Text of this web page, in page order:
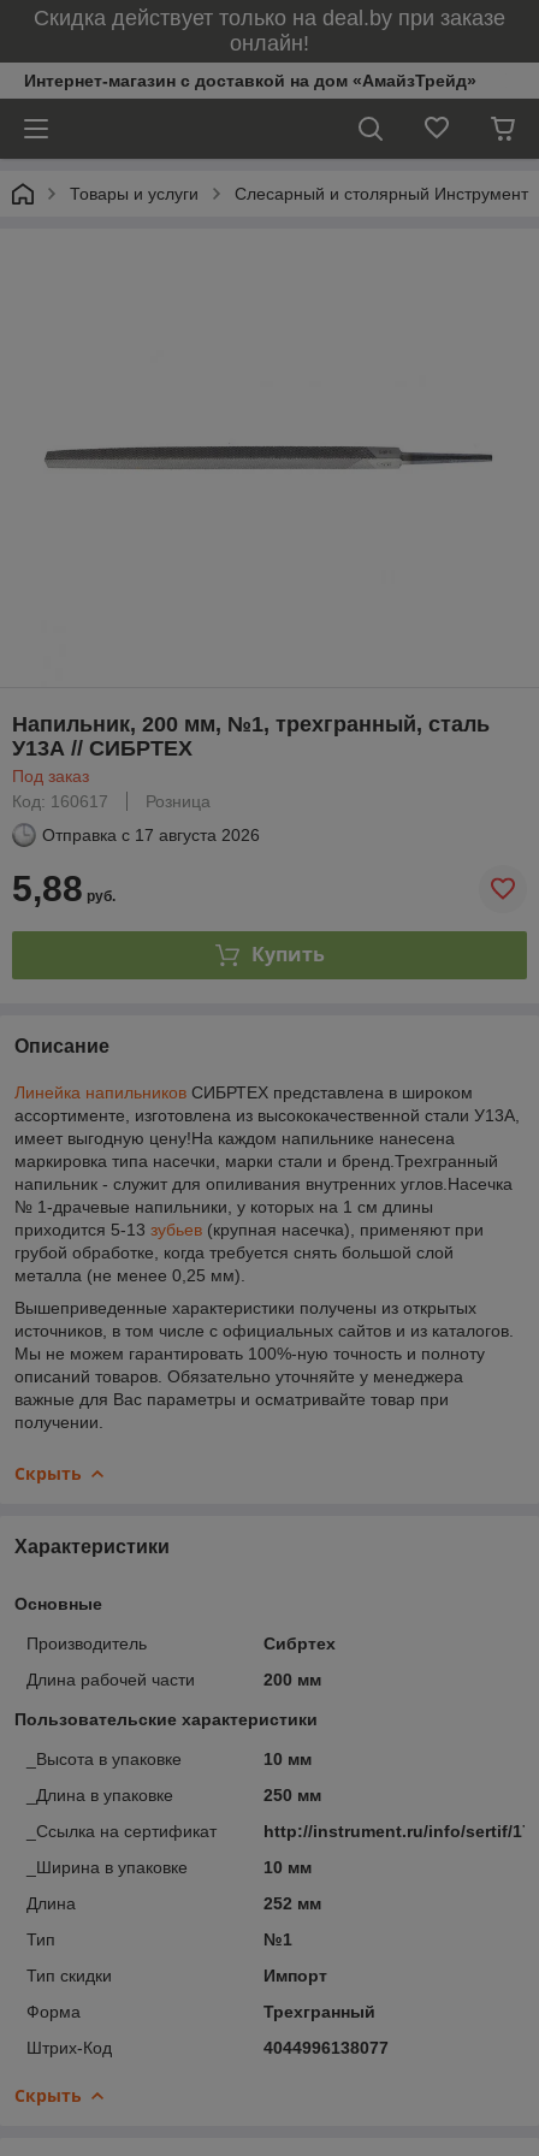
Скидка действует только на deal.by при заказе
онлайн!
Интернет-магазин с доставкой на дом «АмайзТрейд»
Товары и услуги Слесарный и столярный Инструмент
Напильник, 200 мм, №1, трехгранный, сталь
У13А // СИБРТЕХ
Под заказ
Код: 160617
Розница
Отправка с 17 августа 2026
5,88 руб.
Купить
Описание
Линейка напильников СИБРТЕХ представлена в широком
ассортименте, изготовлена из высококачественной стали У13А,
имеет выгодную цену!На каждом напильнике нанесена
маркировка типа насечки, марки стали и бренд.Трехгранный
напильник - служит для опиливания внутренних углов.Насечка
№ 1-драчевые напильники, у которых на 1 см длины
приходится 5-13 зубьев (крупная насечка), применяют при
грубой обработке, когда требуется снять большой слой
металла (не менее 0,25 мм).
Вышеприведенные характеристики получены из открытых
источников, в том числе с официальных сайтов и из каталогов.
Мы не можем гарантировать 100%-ную точность и полноту
описаний товаров. Обязательно уточняйте у менеджера
важные для Вас параметры и осматривайте товар при
получении.
Скрыть
Характеристики
Основные
Производитель
Сибртех
Длина рабочей части
200 мм
Пользовательские характеристики
_Высота в упаковке
10 мм
_Длина в упаковке
250 мм
_Ссылка на сертификат
http://instrument.ru/info/sertif/
_Ширина в упаковке
10 мм
Длина
252 мм
Тип
№1
Тип скидки
Импорт
Форма
Трехгранный
Штрих-Код
4044996138077
Скрыть